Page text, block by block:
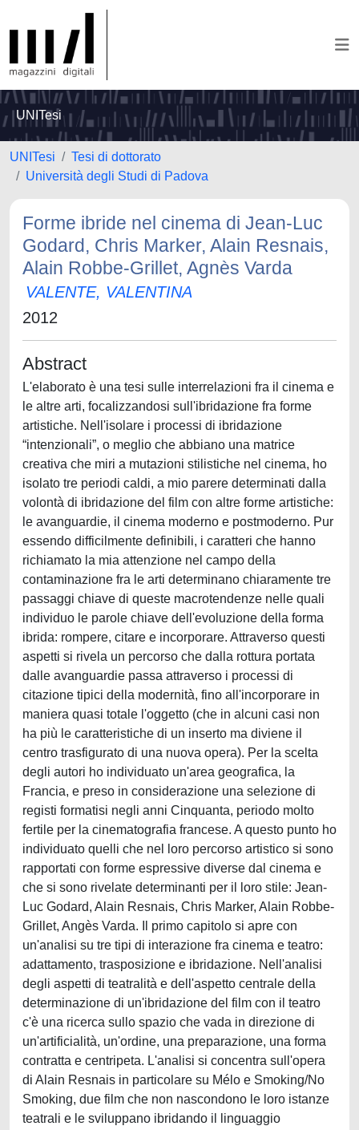
UNITesi
UNITesi
Tesi di dottorato
Università degli Studi di Padova
Forme ibride nel cinema di Jean-Luc
Godard, Chris Marker, Alain Resnais,
Alain Robbe-Grillet, Agnès Varda
VALENTE, VALENTINA
2012
Abstract
L'elaborato è una tesi sulle interrelazioni fra il cinema e
le altre arti, focalizzandosi sull'ibridazione fra forme
artistiche. Nell'isolare i processi di ibridazione
“intenzionali”, o meglio che abbiano una matrice
creativa che miri a mutazioni stilistiche nel cinema, ho
isolato tre periodi caldi, a mio parere determinati dalla
volontà di ibridazione del film con altre forme artistiche:
le avanguardie, il cinema moderno e postmoderno. Pur
essendo difficilmente definibili, i caratteri che hanno
richiamato la mia attenzione nel campo della
contaminazione fra le arti determinano chiaramente tre
passaggi chiave di queste macrotendenze nelle quali
individuo le parole chiave dell'evoluzione della forma
ibrida: rompere, citare e incorporare. Attraverso questi
aspetti si rivela un percorso che dalla rottura portata
dalle avanguardie passa attraverso i processi di
citazione tipici della modernità, fino all'incorporare in
maniera quasi totale l'oggetto (che in alcuni casi non
ha più le caratteristiche di un inserto ma diviene il
centro trasfigurato di una nuova opera). Per la scelta
degli autori ho individuato un'area geografica, la
Francia, e preso in considerazione una selezione di
registi formatisi negli anni Cinquanta, periodo molto
fertile per la cinematografia francese. A questo punto ho
individuato quelli che nel loro percorso artistico si sono
rapportati con forme espressive diverse dal cinema e
che si sono rivelate determinanti per il loro stile: Jean-
Luc Godard, Alain Resnais, Chris Marker, Alain Robbe-
Grillet, Angès Varda. Il primo capitolo si apre con
un'analisi su tre tipi di interazione fra cinema e teatro:
adattamento, trasposizione e ibridazione. Nell'analisi
degli aspetti di teatralità e dell'aspetto centrale della
determinazione di un'ibridazione del film con il teatro
c'è una ricerca sullo spazio che vada in direzione di
un'artificialità, un'ordine, una preparazione, una forma
contratta e centripeta. L'analisi si concentra sull'opera
di Alain Resnais in particolare su Mélo e Smoking/No
Smoking, due film che non nascondono le loro istanze
teatrali e le sviluppano ibridando il linguaggio